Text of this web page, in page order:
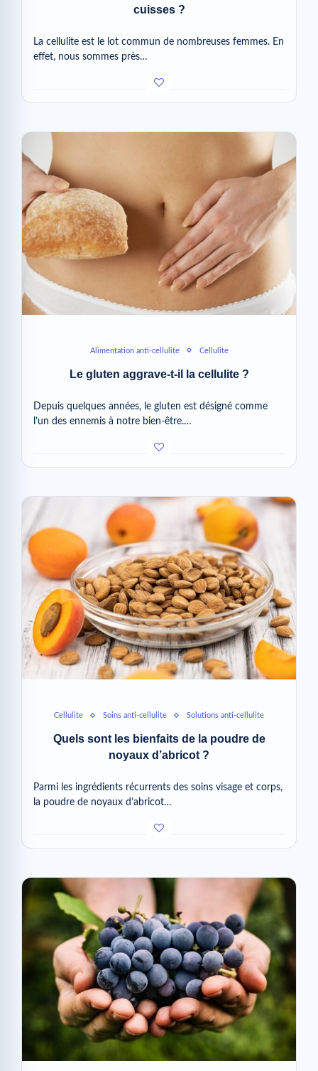
cuisses ?
La cellulite est le lot commun de nombreuses femmes. En
effet, nous sommes près…
Alimentation anti-cellulite Cellulite
Le gluten aggrave-t-il la cellulite ?
Depuis quelques années, le gluten est désigné comme
l’un des ennemis à notre bien-être.…
Cellulite Soins anti-cellulite Solutions anti-cellulite
Quels sont les bienfaits de la poudre de
noyaux d’abricot ?
Parmi les ingrédients récurrents des soins visage et corps,
la poudre de noyaux d’abricot…